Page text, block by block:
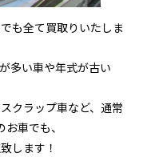
も全て買取りいたしま
多い車や年式が古い
クラップ車など、通常
車でも、
します！